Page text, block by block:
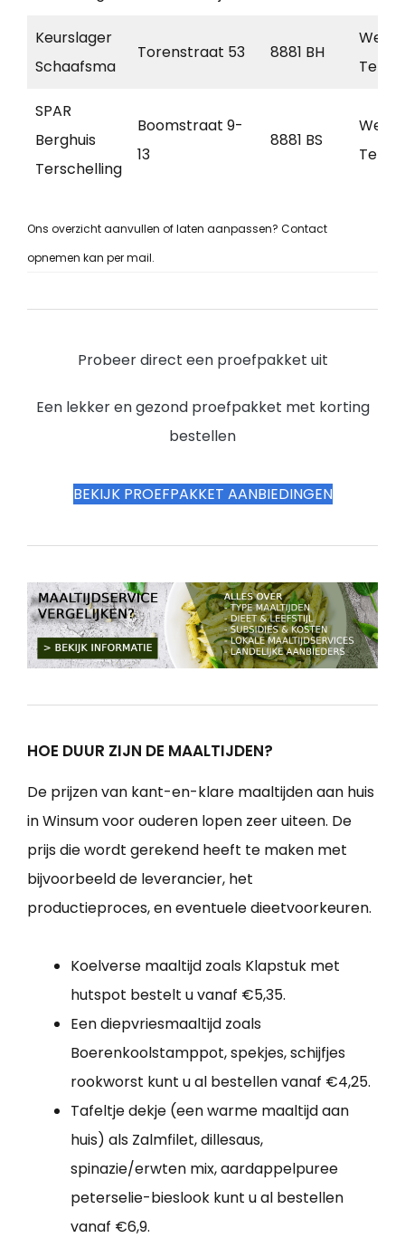
Keurslager
Schaafsma
Torenstraat 53 8881 BH
West-
SPAR
Berghuis
Terschelling
Boomstraat 9-
13
8881 BS
West
Ons overzicht aanvullen of laten aanpassen? Contact
opnemen kan per mail.
Probeer direct een proefpakket uit
Een lekker en gezond proefpakket met korting
bestellen
BEKIJK PROEFPAKKET AANBIEDINGEN
HOE DUUR ZIJN DE MAALTIJDEN?
De prijzen van kant-en-klare maaltijden aan huis
in Winsum voor ouderen lopen zeer uiteen. De
prijs die wordt gerekend heeft te maken met
bijvoorbeeld de leverancier, het
productieproces, en eventuele dieetvoorkeuren.
Koelverse maaltijd zoals Klapstuk met
hutspot bestelt u vanaf €5,35.
Een diepvriesmaaltijd zoals
Boerenkoolstamppot, spekjes, schijfjes
rookworst kunt u al bestellen vanaf €4,25.
Tafeltje dekje (een warme maaltijd aan
huis) als Zalmfilet, dillesaus,
spinazie/erwten mix, aardappelpuree
peterselie-bieslook kunt u al bestellen
vanaf €6,9.